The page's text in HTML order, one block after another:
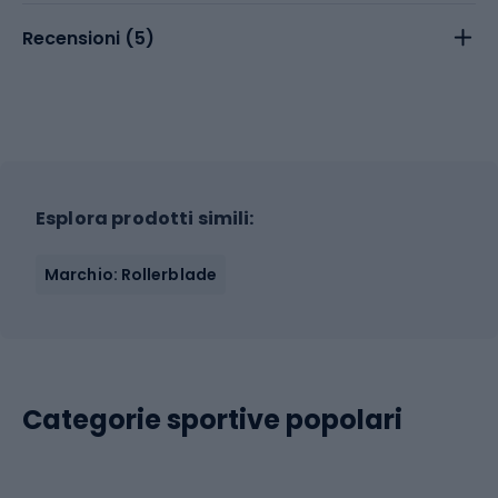
Recensioni (5)
Esplora prodotti simili:
Marchio: Rollerblade
Categorie sportive popolari